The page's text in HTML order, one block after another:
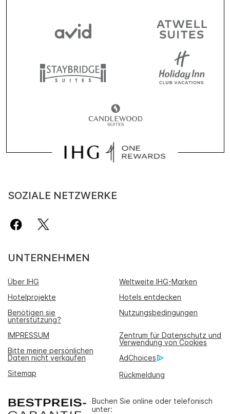
SOZIALE NETZWERKE
UNTERNEHMEN
Über IHG
Weltweite IHG-Marken
Hotelprojekte
Hotels entdecken
Benötigen sie
unterstützung?
Nutzungsbedingungen
IMPRESSUM
Zentrum für Datenschutz und
Verwendung von Cookies
Bitte meine persönlichen
Daten nicht verkaufen
AdChoices
Sitemap
Rückmeldung
Buchen Sie online oder telefonisch
unter: